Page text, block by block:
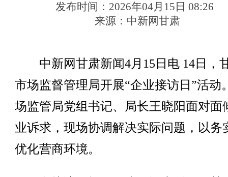
发布时间： 2026年04月15日 08:26
来源： 中新网甘肃
中新网甘肃新闻4月15日电 14日，
市场监督管理局开展“企业接访日”活动
场监管局党组书记、局长王晓阳面对面
业诉求，现场协调解决实际问题，以务
优化营商环境。